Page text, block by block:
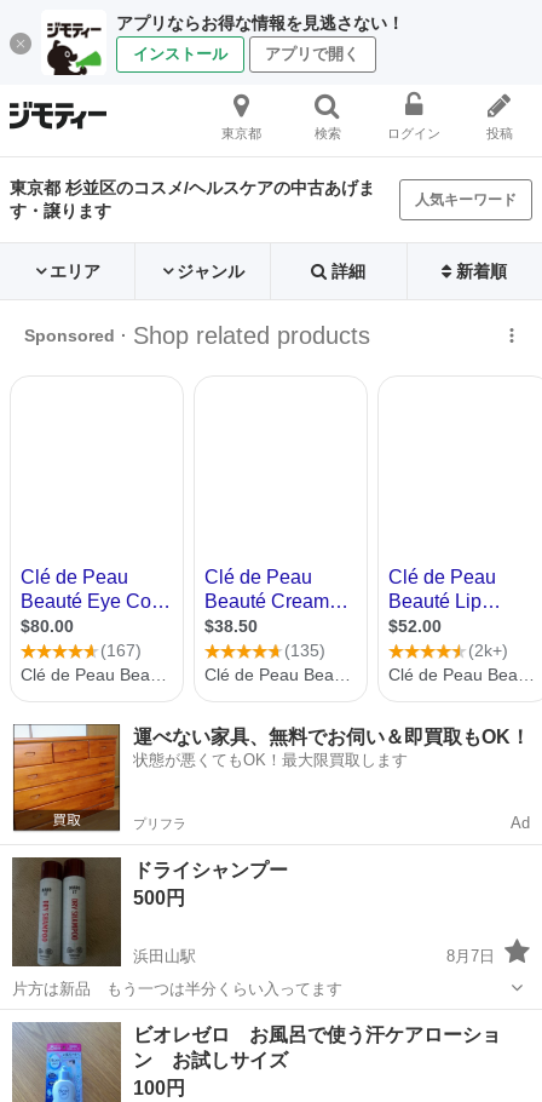
アプリならお得な情報を見逃さない！
インストール アプリで開く
東京都 検索 ログイン 投稿
東京都 杉並区のコスメ/ヘルスケアの中古あげま
す・譲ります
人気キーワード
エリア ジャンル 詳細 新着順
運べない家具、無料でお伺い＆即買取もOK！
状態が悪くてもOK！最大限買取します
プリフラ Ad
ドライシャンプー
500円
浜田山駅
8月7日
片方は新品 もう一つは半分くらい入ってます
東京 杉並区 浜田山駅 ヘアケア
ビオレゼロ お風呂で使う汗ケアローショ
ン お試しサイズ
100円